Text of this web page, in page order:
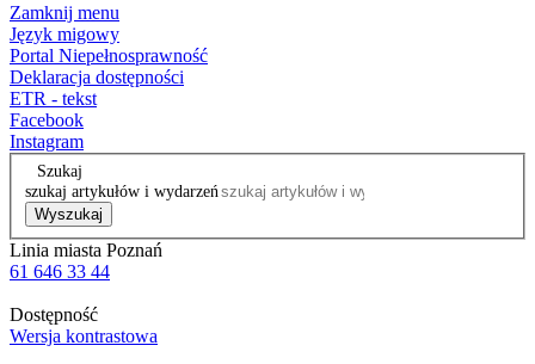
Zamknij menu
Język migowy
Portal Niepełnosprawność
Deklaracja dostępności
ETR - tekst
Facebook
Instagram
Szukaj
szukaj artykułów i wydarzeń
Wyszukaj
Linia miasta Poznań
61 646 33 44
Dostępność
Wersja kontrastowa